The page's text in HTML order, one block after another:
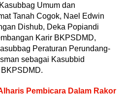
Umum dan
Tanah Cogok, Nael Edwin
Dishub, Deka Popiandi
Karir BKPSDMD,
Peraturan Perundang-
sebagai Kasubbid
Pembicara Dalam Rakor